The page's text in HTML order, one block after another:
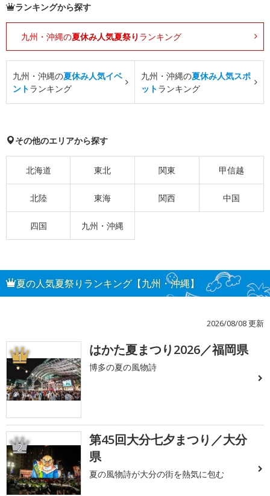
ランキングから探す
九州・沖縄の夏休み人気夏祭り ランキング
九州・沖縄の夏休み人気イベ
ントランキング
九州・沖縄の夏休み人気スポ
ットランキング
その他のエリアから探す
北海道 東北 関東 甲信越
北陸 東海 関西 中国
四国 九州・沖縄
夏の人気夏祭りランキング【九州・沖縄】
2026/08/08 更新
1 はかた夏まつり2026／福岡県
博多の夏の風物詩
2
第45回大分七夕まつり／大分
県
夏の風物詩が大分の街を熱気に包む